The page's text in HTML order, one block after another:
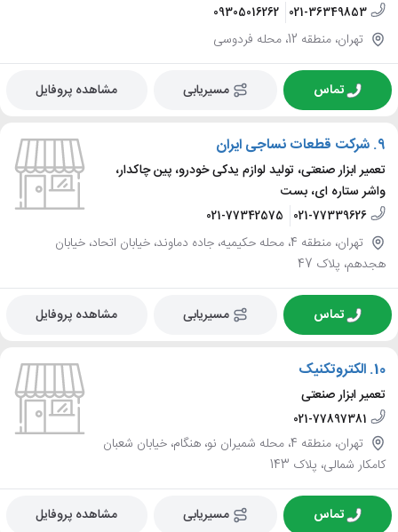
021-36349853
09305016262
تهران، منطقه 12، محله فردوسی
تماس مسیریابی مشاهده پروفایل
9. شرکت قطعات نساجی ایران
تعمیر ابزار صنعتی، تولید لوازم یدکی خودرو، پین چاکدار،
واشر ستاره ای، بست
021-77339626
021-77342575
تهران، منطقه 4، محله حکیمیه، جاده دماوند، خیابان اتحاد، خیابان
هجدهم، پلاک 47
تماس مسیریابی مشاهده پروفایل
10. الکتروتکنیک
تعمیر ابزار صنعتی
021-77897381
تهران، منطقه 4، محله شمیران نو، هنگام، خیابان شعبان
کامکار شمالی، پلاک 143
تماس مسیریابی مشاهده پروفایل